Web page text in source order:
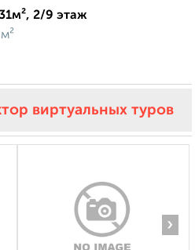
2/9 этаж
виртуальных туров
›